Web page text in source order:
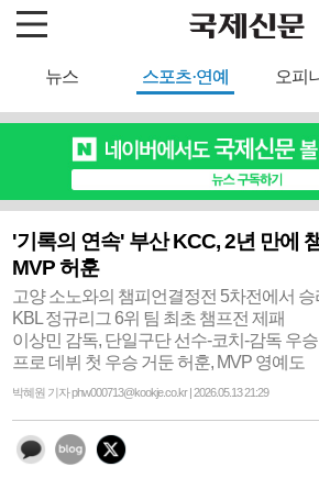
뉴스 스포츠·연예 오피
'기록의 연속' 부산 KCC, 2년 만에
MVP 허훈
고양 소노와의 챔피언결정전 5차전에서 승
KBL 정규리그 6위 팀 최초 챔프전 제패
이상민 감독, 단일구단 선수-코치-감독 우승
프로 데뷔 첫 우승 거둔 허훈, MVP 영예도
박혜원 기자 phw000713@kookje.co.kr | 2026.05.13 21:29